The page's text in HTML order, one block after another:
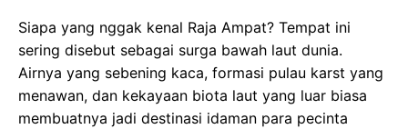
Siapa yang nggak kenal Raja Ampat? Tempat ini
sering disebut sebagai surga bawah laut dunia.
Airnya yang sebening kaca, formasi pulau karst yang
menawan, dan kekayaan biota laut yang luar biasa
membuatnya jadi destinasi idaman para pecinta